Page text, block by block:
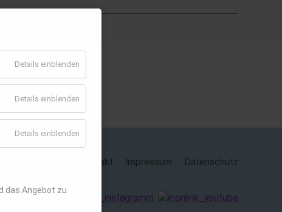
Datenschutz
Impressum
Kontakt
Details einblenden
Details einblenden
Details einblenden
das Angebot zu